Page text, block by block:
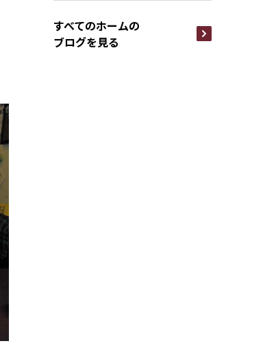
すべてのホームの
ブログを見る